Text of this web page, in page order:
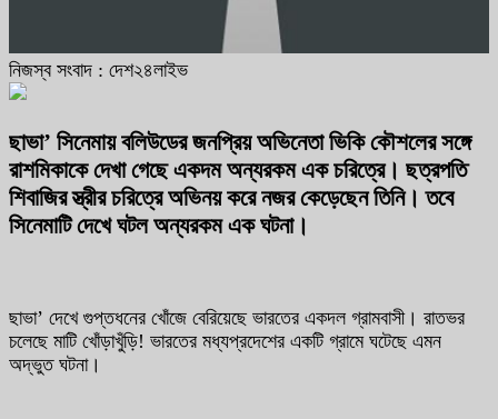
নিজস্ব সংবাদ : দেশ২৪লাইভ
ছাভা’ সিনেমায় বলিউডের জনপ্রিয় অভিনেতা ভিকি কৌশলের সঙ্গে
রাশমিকাকে দেখা গেছে একদম অন্যরকম এক চরিত্রে। ছত্রপতি
শিবাজির স্ত্রীর চরিত্রে অভিনয় করে নজর কেড়েছেন তিনি। তবে
সিনেমাটি দেখে ঘটল অন্যরকম এক ঘটনা।
ছাভা’ দেখে গুপ্তধনের খোঁজে বেরিয়েছে ভারতের একদল গ্রামবাসী। রাতভর
চলেছে মাটি খোঁড়াখুঁড়ি! ভারতের মধ্যপ্রদেশের একটি গ্রামে ঘটেছে এমন
অদ্ভুত ঘটনা।